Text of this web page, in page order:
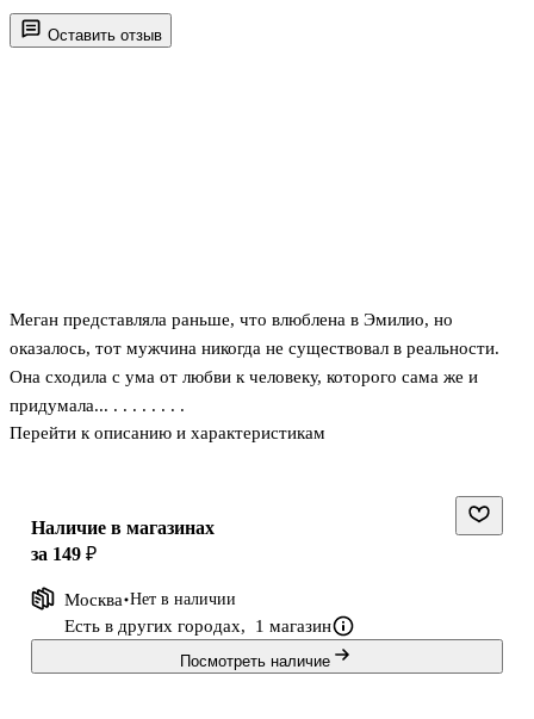
Оставить отзыв
Меган представляла раньше, что влюблена в Эмилио, но
оказалось, тот мужчина никогда не существовал в реальности.
Она сходила с ума от любви к человеку, которого сама же и
придумала... . . . . . . . .
Перейти к описанию и характеристикам
Наличие в магазинах
за 149 ₽
Москва Нет в наличии
Есть в других городах, 1 магазин
Посмотреть наличие